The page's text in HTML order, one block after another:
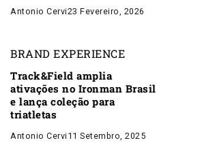
Antonio Cervi23 Fevereiro, 2026
BRAND EXPERIENCE
Track&Field amplia
ativações no Ironman Brasil
e lança coleção para
triatletas
Antonio Cervi 11 Setembro, 2025